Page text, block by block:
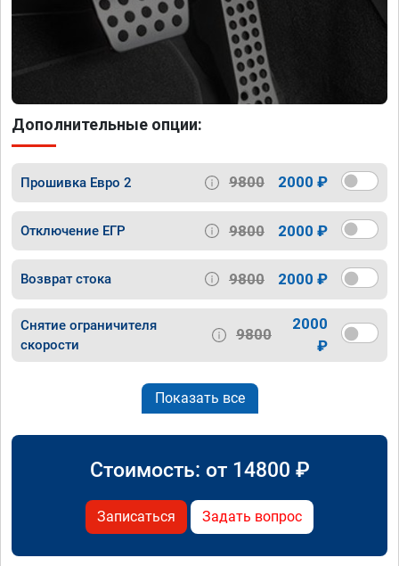
Дополнительные опции:
Прошивка Евро 2 9800 2000 ₽
Отключение ЕГР 9800 2000 ₽
Возврат стока 9800 2000 ₽
Снятие ограничителя
скорости
9800
2000
₽
Показать все
Стоимость: от 14800 ₽
Записаться Задать вопрос